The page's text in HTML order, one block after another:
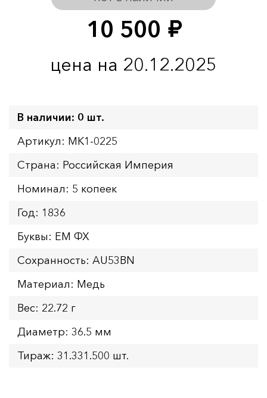
10 500 руб.
цена на 20.12.2025
В наличии: 0 шт.
Артикул: MK1-0225
Страна: Российская Империя
Номинал: 5 копеек
Год: 1836
Буквы: ЕМ ФХ
Сохранность: AU53BN
Материал: Медь
Вес: 22.72 г
Диаметр: 36.5 мм
Тираж: 31.331.500 шт.